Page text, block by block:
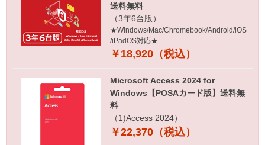
送料無料
（3年6台版）
★Windows/Mac/Chromebook/Android/iOS
/iPadOS対応★
￥18,920（税込）
Microsoft Access 2024 for
Windows【POSAカード版】送料無
料
（1)Access 2024）
￥22,370（税込）